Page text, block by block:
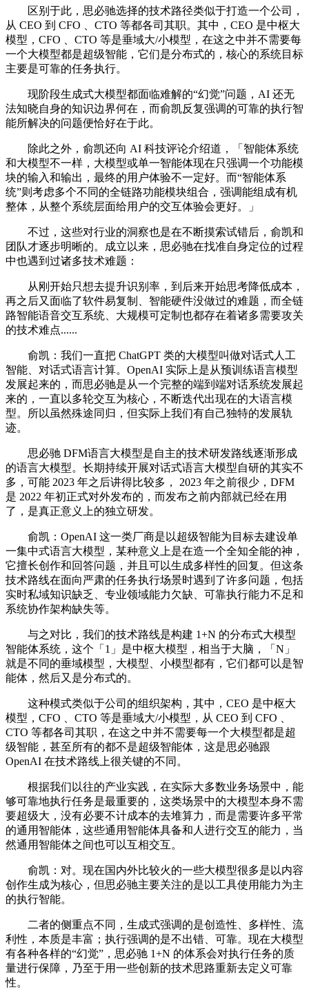
区别于此，思必驰选择的技术路径类似于打造一个公司，
从 CEO 到 CFO 、CTO 等都各司其职。其中，CEO 是中枢大
模型，CFO 、CTO 等是垂域大/小模型，在这之中并不需要每
一个大模型都是超级智能，它们是分布式的，核心的系统目标
主要是可靠的任务执行。
现阶段生成式大模型都面临难解的“幻觉”问题，AI 还无
法知晓自身的知识边界何在，而俞凯反复强调的可靠的执行智
能所解决的问题便恰好在于此。
除此之外，俞凯还向 AI 科技评论介绍道，「智能体系统
和大模型不一样，大模型或单一智能体现在只强调一个功能模
块的输入和输出，最终的用户体验不一定好。而“智能体系
统”则考虑多个不同的全链路功能模块组合，强调能组成有机
整体，从整个系统层面给用户的交互体验会更好。」
不过，这些对行业的洞察也是在不断摸索试错后，俞凯和
团队才逐步明晰的。成立以来，思必驰在找准自身定位的过程
中也遇到过诸多技术难题：
从刚开始只想去提升识别率，到后来开始思考降低成本，
再之后又面临了软件易复制、智能硬件没做过的难题，而全链
路智能语音交互系统、大规模可定制也都存在着诸多需要攻关
的技术难点......
俞凯：我们一直把 ChatGPT 类的大模型叫做对话式人工
智能、对话式语言计算。OpenAI 实际上是从预训练语言模型
发展起来的，而思必驰是从一个完整的端到端对话系统发展起
来的，一直以多轮交互为核心，不断迭代出现在的大语言模
型。所以虽然殊途同归，但实际上我们有自己独特的发展轨
迹。
思必驰 DFM语言大模型是自主的技术研发路线逐渐形成
的语言大模型。长期持续开展对话式语言大模型自研的其实不
多，可能 2023 年之后讲得比较多， 2023 年之前很少，DFM
是 2022 年初正式对外发布的，而发布之前内部就已经在用
了，是真正意义上的独立研发。
俞凯：OpenAI 这一类厂商是以超级智能为目标去建设单
一集中式语言大模型，某种意义上是在造一个全知全能的神，
它擅长创作和回答问题，并且可以生成多样性的回复。但这条
技术路线在面向严肃的任务执行场景时遇到了许多问题，包括
实时私域知识缺乏、专业领域能力欠缺、可靠执行能力不足和
系统协作架构缺失等。
与之对比，我们的技术路线是构建 1+N 的分布式大模型
智能体系统，这个「1」是中枢大模型，相当于大脑，「N」
就是不同的垂域模型，大模型、小模型都有，它们都可以是智
能体，然后又是分布式的。
这种模式类似于公司的组织架构，其中，CEO 是中枢大
模型，CFO 、CTO 等是垂域大/小模型，从 CEO 到 CFO 、
CTO 等都各司其职，在这之中并不需要每一个大模型都是超
级智能，甚至所有的都不是超级智能体，这是思必驰跟
OpenAI 在技术路线上很关键的不同。
根据我们以往的产业实践，在实际大多数业务场景中，能
够可靠地执行任务是最重要的，这类场景中的大模型本身不需
要超级大，没有必要不计成本的去堆算力，而是需要许多平常
的通用智能体，这些通用智能体具备和人进行交互的能力，当
然通用智能体之间也可以互相交互。
俞凯：对。现在国内外比较火的一些大模型很多是以内容
创作生成为核心，但思必驰主要关注的是以工具使用能力为主
的执行智能。
二者的侧重点不同，生成式强调的是创造性、多样性、流
利性，本质是丰富；执行强调的是不出错、可靠。现在大模型
有各种各样的“幻觉”，思必驰 1+N 的体系会对执行任务的质
量进行保障，乃至于用一些创新的技术思路重新去定义可靠
性。